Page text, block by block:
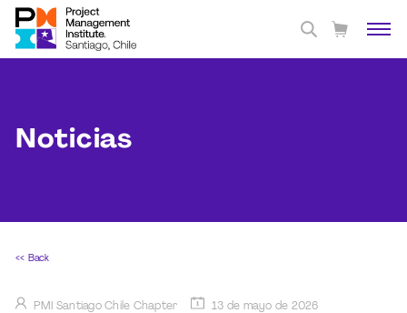
Noticias
<< Back
PMI Santiago Chile Chapter 13 de mayo de 2026